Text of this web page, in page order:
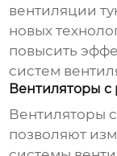
вентиляции
новых
повысить
систем
Вентиляторы с
Вентиляторы
позволяют